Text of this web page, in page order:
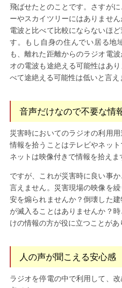
飛ばせたとのことです。さすが
ーやスカイツリーにはありませ
電波と比べて比較にならないほ
す。もし自身の住んでい居る地
も、離れた距離からのラジオ電
オの電波も途絶える可能性はあ
べて途絶える可能性は低いと言え
音声だけなので不要な情
災害時においてのラジオの利用用
情報を拾うことはテレビやネッ
ネットは映像付きで情報を拾えま
ですが、これが災害時に良い事
言えません。災害現場の映像を
安を煽られませんか？倒壊した
が滅入ることはありませんか？
けの情報の方が役に立つことがあ
人の声が聞こえる安心感
ラジオを停電の中で利用して、